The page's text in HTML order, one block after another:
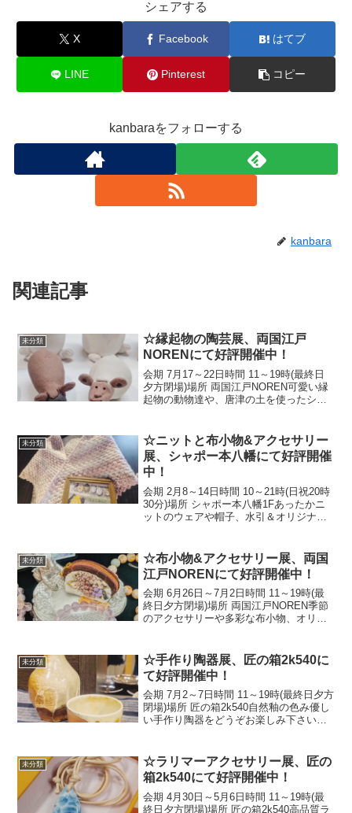
シェアする
X Facebook はてブ
LINE Pinterest コピー
kanbaraをフォローする
kanbara
関連記事
未分類
☆縁起物の陶芸展、両国江戸
NORENにて好評開催中！
会期 7月17～22日時間 11～19時(最終日
夕方閉場)場所 両国江戸NOREN可愛い縁
起物の動物達や、唐津の土を使ったシン
charm cer...
未分類
☆ニットと布小物&アクセサリー
展、シャポー本八幡にて好評開催
中！
会期 2月8～14日時間 10～21時(日祝20時
30分)場所 シャポー本八幡1Fあったかニ
ットのウェアや帽子、水引＆オリジナル
Ac...
未分類
☆布小物&アクセサリー展、両国
江戸NORENにて好評開催中！
会期 6月26日～7月2日時間 11～19時(最
終日夕方閉場)場所 両国江戸NOREN季節
のアクセサリーや多彩な布小物、オリジ
Exhib...
未分類
☆手作り陶器展、匠の箱2k540に
て好評開催中！
会期 7月2～7日時間 11～19時(最終日夕方
閉場)場所 匠の箱2k540自然釉の色み優し
い手作り陶器をどうぞお楽しみ下さい！
Exhibition ...
未分類
☆ラリマーアクセサリー展、匠の
箱2k540にて好評開催中！
会期 4月30日～5月6日時間 11～19時(最
終日夕方閉場)場所 匠の箱2k540高品質ラ